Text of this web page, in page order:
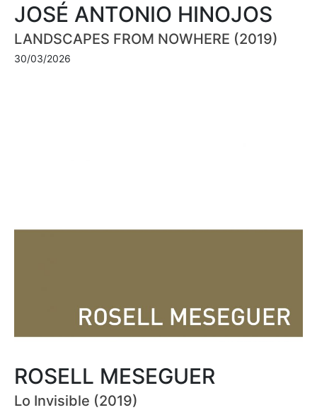
JOSÉ ANTONIO HINOJOS
LANDSCAPES FROM NOWHERE (2019)
30/03/2026
ROSELL MESEGUER
Lo Invisible (2019)